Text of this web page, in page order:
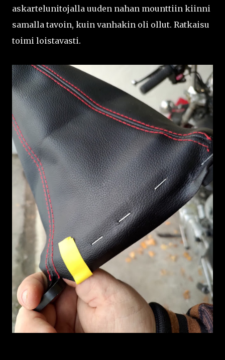
askartelunitojalla uuden nahan mounttiin kiinni
samalla tavoin, kuin vanhakin oli ollut. Ratkaisu
toimi loistavasti.